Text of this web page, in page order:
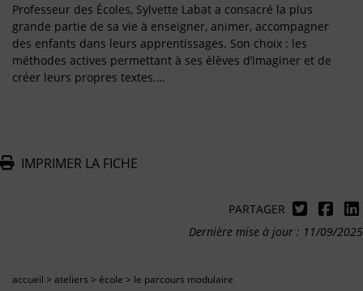
Professeur des Écoles, Sylvette Labat a consacré la plus
grande partie de sa vie à enseigner, animer, accompagner
des enfants dans leurs apprentissages. Son choix : les
méthodes actives permettant à ses élèves d’imaginer et de
créer leurs propres textes.…
IMPRIMER LA FICHE
PARTAGER
Dernière mise à jour : 11/09/2025
accueil > ateliers > école > le parcours modulaire